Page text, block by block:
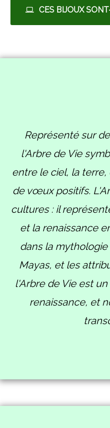
CES BIJOUX
Représenté sur
l'Arbre de Vie
entre le ciel, la
de vœux positifs.
cultures : il
et la renaissance
dans la
Mayas, et les
l'Arbre de Vie est
renaissance, et